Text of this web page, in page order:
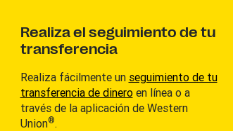
Realiza el seguimiento de tu
transferencia
Realiza fácilmente un seguimiento de tu
transferencia de dineroen línea o a
través de la aplicación de Western
Union®.